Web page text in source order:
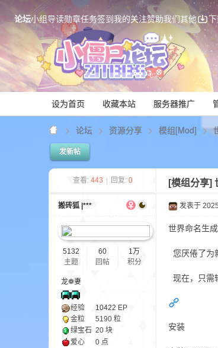
论坛小组导读勋章任务签到我的关注赞助我们其他
设为首页 收藏本站 服务器推广
论坛 资源分享 模组[Mod]
发新帖
查看: 443 回复: 0 [模组分享]
搬砖狐 |***
5132
主题
60
回帖
1万
积分
龙❁妻
经验 10422 EP
金粒
5190 粒
绿宝石 20 块
爱心
0 点
发表于
世界命名生
您厌倦了为
现在，只需
安装